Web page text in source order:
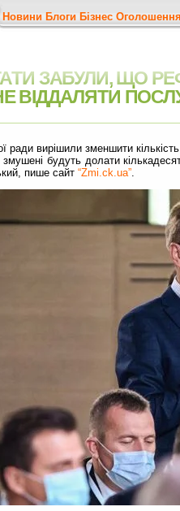
Новини Блоги Бізнес Оголошення
ЗАБУЛИ, ЩО
ВІДДАЛЯТИ
ради вирішили зменшити
будуть долати
пише сайт “Zmi.ck.ua”.